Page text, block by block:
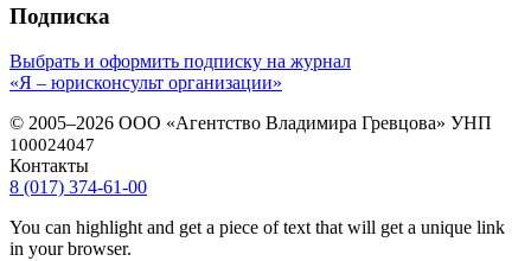
Подписка
Выбрать и оформить подписку на журнал
«Я – юрисконсульт организации»
© 2005–2026 ООО «Агентство Владимира Гревцова» УНП
100024047
Контакты
8 (017) 374-61-00
You can highlight and get a piece of text that will get a unique link
in your browser.